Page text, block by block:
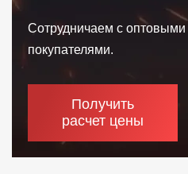
О компании
Контакты
Сотрудничаем с
покупателями.
Получить
расчет цены